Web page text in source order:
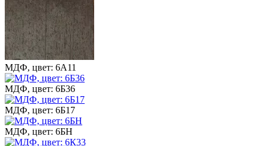
МДФ, цвет: 6А11
МДФ, цвет: 6Б36
МДФ, цвет: 6Б17
МДФ, цвет: 6БН